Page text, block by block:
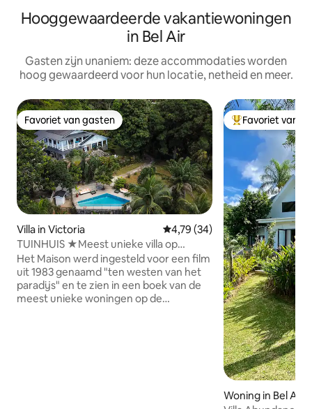
Hooggewaardeerde vakantiewoningen
in Bel Air
Gasten zijn unaniem: deze accommodaties worden
hoog gewaardeerd voor hun locatie, netheid en meer.
Favoriet van gasten
Favoriet van gasten
Villa in Victoria Gemiddelde beoordeling van
4,79 (34)
TUINHUIS ★Meest unieke villa op
Mahe★
Het Maison werd ingesteld voor een film
uit 1983 genaamd "ten westen van het
paradijs" en te zien in een boek van de
meest unieke woningen op de
Topfavoriet van
Favoriet van
Woning in Bel Air